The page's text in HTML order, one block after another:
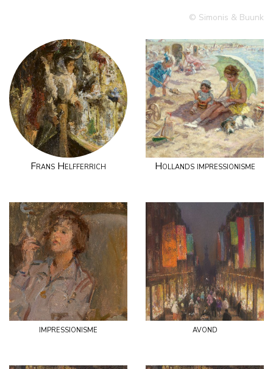
© Simonis & Buunk
Frans Helfferrich Hollands impressionisme
impressionisme avond